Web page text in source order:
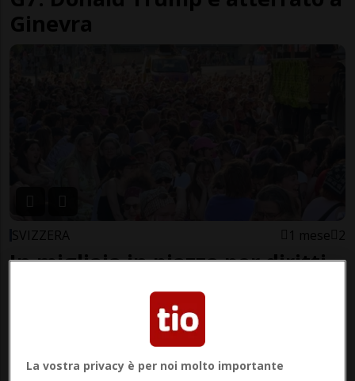
Ginevra
SVIZZERA 1 mese 2
In migliaia in piazza per diritti
La vostra privacy è per noi molto importante